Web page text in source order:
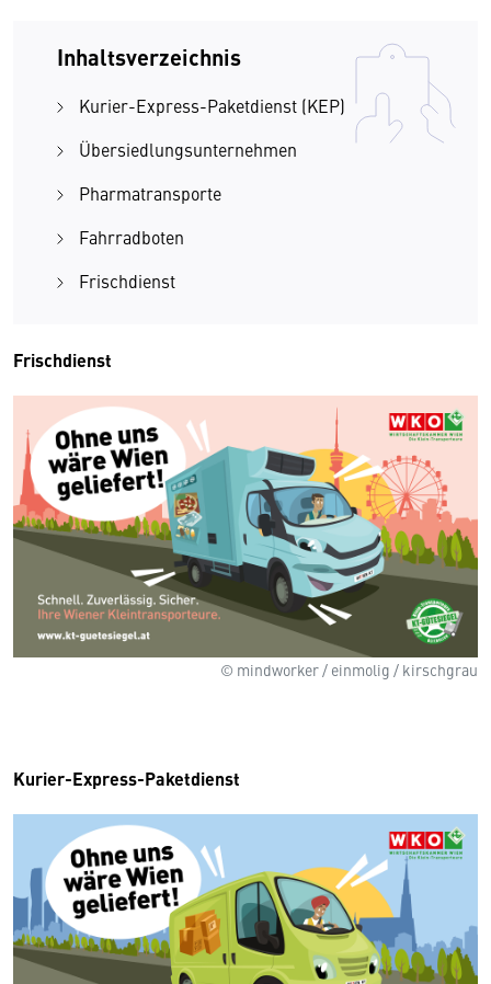
Inhaltsverzeichnis
Kurier-Express-Paketdienst (KEP)
Übersiedlungsunternehmen
Pharmatransporte
Fahrradboten
Frischdienst
Frischdienst
© mindworker / einmolig / kirschgrau
Kurier-Express-Paketdienst